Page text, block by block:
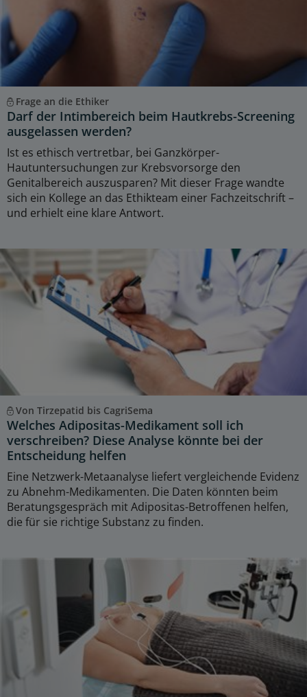
Frage an die Ethiker
Darf der Intimbereich beim Hautkrebs-Screening
ausgelassen werden?
Ist es ethisch vertretbar, bei Ganzkörper-
Hautuntersuchungen zur Krebsvorsorge den
Genitalbereich auszusparen? Mit dieser Frage wandte
sich ein Kollege an das Ethikteam einer Fachzeitschrift –
und erhielt eine klare Antwort.
Von Tirzepatid bis CagriSema
Welches Adipositas-Medikament soll ich
verschreiben? Diese Analyse könnte bei der
Entscheidung helfen
Eine Netzwerk-Metaanalyse liefert vergleichende Evidenz
zu Abnehm-Medikamenten. Die Daten könnten beim
Beratungsgespräch mit Adipositas-Betroffenen helfen,
die für sie richtige Substanz zu finden.